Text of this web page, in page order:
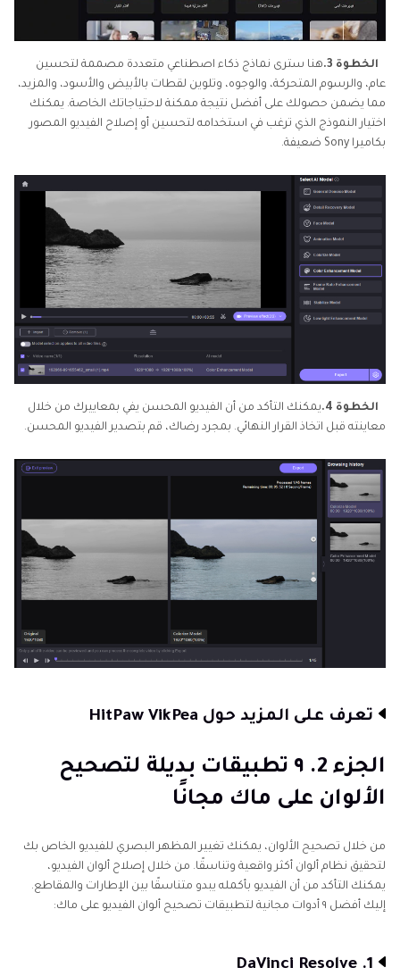
الخطوة 3.
هنا سترى نماذج ذكاء اصطناعي متعددة مصممة لتحسين
عام، والرسوم المتحركة، والوجوه، وتلوين لقطات بالأبيض والأسود، والمزيد،
مما يضمن حصولك على أفضل نتيجة ممكنة لاحتياجاتك الخاصة. يمكنك
اختيار النموذج الذي ترغب في استخدامه لتحسين أو إصلاح الفيديو المصور
بكاميرا Sony ضعيفة.
الخطوة 4.
يمكنك التأكد من أن الفيديو المحسن يفي بمعاييرك من خلال
معاينته قبل اتخاذ القرار النهائي. بمجرد رضاك، قم بتصدير الفيديو المحسن.
تعرف على المزيد حول HitPaw VikPea
الجزء 2. ٩ تطبيقات بديلة لتصحيح
الألوان على ماك مجانًا
من خلال تصحيح الألوان، يمكنك تغيير المظهر البصري للفيديو الخاص بك
لتحقيق نظام ألوان أكثر واقعية وتناسقًا. من خلال إصلاح ألوان الفيديو،
يمكنك التأكد من أن الفيديو بأكمله يبدو متناسقًا بين الإطارات والمقاطع.
إليك أفضل ٩ أدوات مجانية لتطبيقات تصحيح ألوان الفيديو على ماك:
1. DaVinci Resolve